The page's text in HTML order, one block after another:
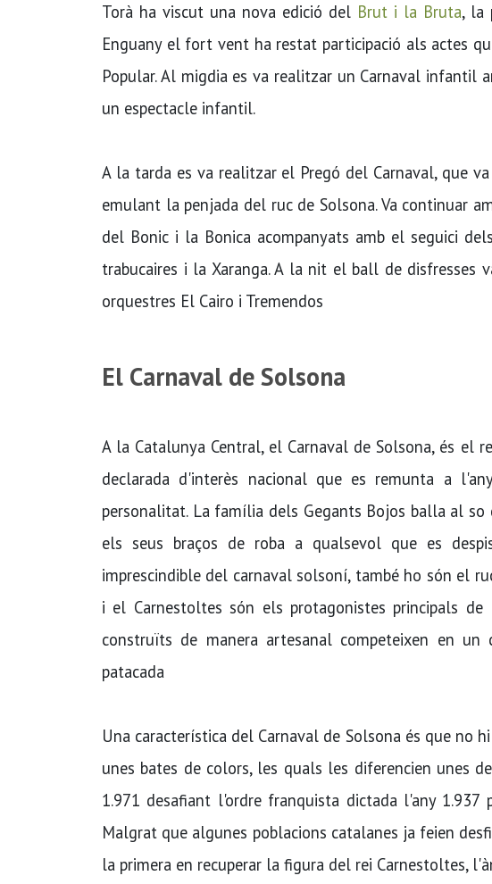
Torà ha viscut una nova edició del Brut i la Bruta, la
Enguany el fort vent ha restat participació als actes
Popular. Al migdia es va realitzar un Carnaval infantil
un espectacle infantil.
A la tarda es va realitzar el Pregó del Carnaval, que
emulant la penjada del ruc de Solsona. Va continuar
del Bonic i la Bonica acompanyats amb el seguici
trabucaires i la Xaranga. A la nit el ball de
orquestres El Cairo i Tremendos
El Carnaval de Solsona
A la Catalunya Central, el Carnaval de Solsona, és el
declarada d'interès nacional que es remunta a
personalitat. La famí­lia dels Gegants Bojos balla al
els seus braços de roba a qualsevol que es
imprescindible del carnaval solsoní­, també ho són el
i el Carnestoltes són els protagonistes principals
construïts de manera artesanal competeixen en
patacada
Una caracterí­stica del Carnaval de Solsona és que no
unes bates de colors, les quals les diferencien unes
1.971 desafiant l'ordre franquista dictada l'any
Malgrat que algunes poblacions catalanes ja feien
la primera en recuperar la figura del rei Carnestoltes,